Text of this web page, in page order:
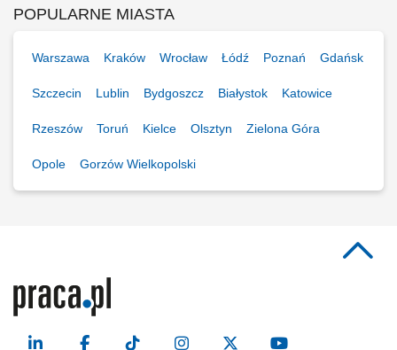
POPULARNE MIASTA
Warszawa Kraków Wrocław Łódź Poznań Gdańsk
Szczecin Lublin Bydgoszcz Białystok Katowice
Rzeszów Toruń Kielce Olsztyn Zielona Góra
Opole Gorzów Wielkopolski